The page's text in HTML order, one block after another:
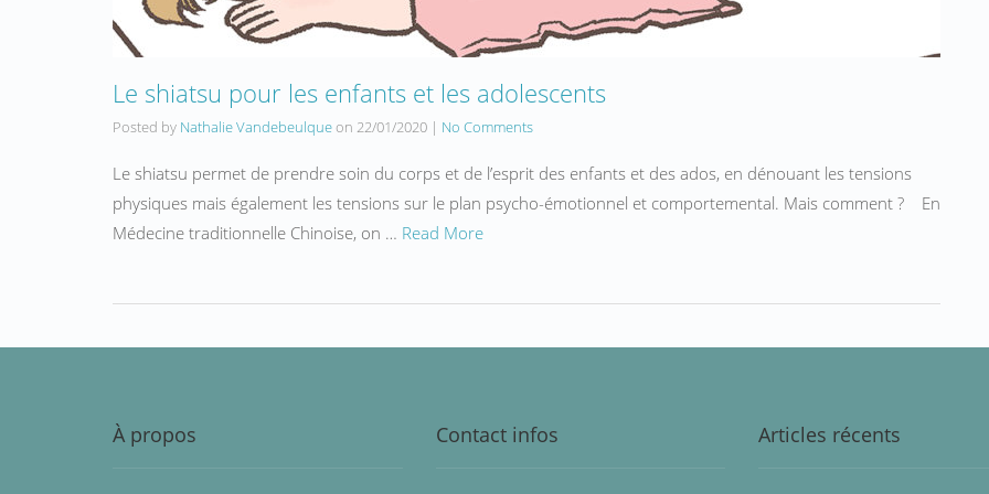
Le shiatsu pour les enfants et les adolescents
Posted by Nathalie Vandebeulqueon 22/01/2020 | No Comments
Le shiatsu permet de prendre soin du corps et de l’esprit des enfants et des ados, en dénouant les tensions
physiques mais également les tensions sur le plan psycho-émotionnel et comportemental. Mais comment ? En
Médecine traditionnelle Chinoise, on … Read More
À propos Contact infos Articles récents